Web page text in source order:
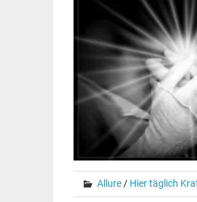
Allure/ Hier täglich